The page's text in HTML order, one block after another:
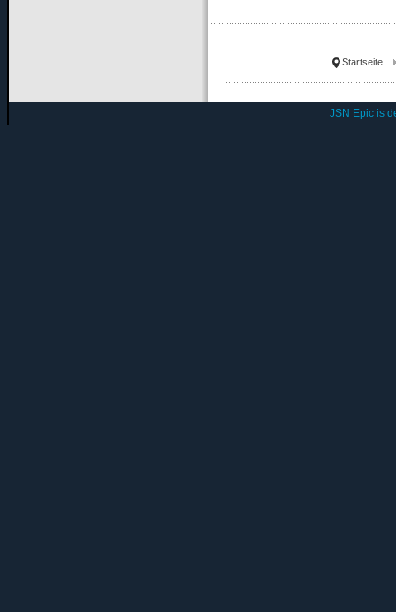
Startseite
JSN Epic is